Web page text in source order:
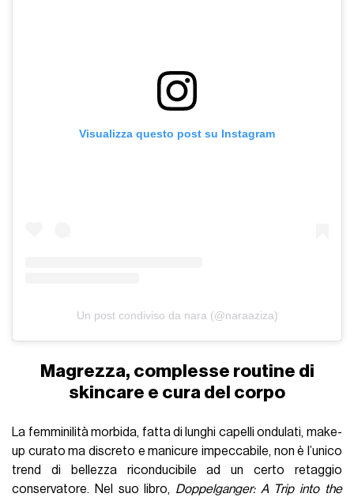
Visualizza questo post su Instagram
Un post condiviso da nara (@naraaziza)
Magrezza, complesse routine di
skincare e cura del corpo
La femminilità morbida, fatta di lunghi capelli ondulati, make-
up curato ma discreto e manicure impeccabile, non è l’unico
trend di bellezza riconducibile ad un certo retaggio
conservatore. Nel suo libro, Doppelganger: A Trip into the